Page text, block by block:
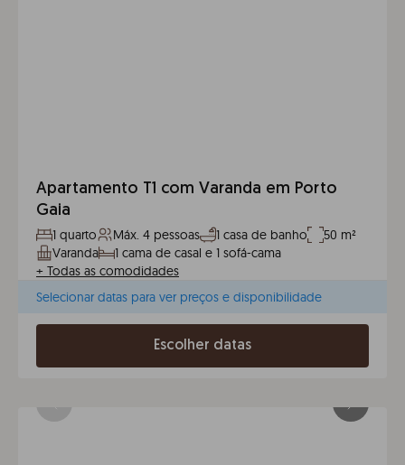
Apartamento T1 com Varanda em Porto
Gaia
1 quarto Máx. 4 pessoas 1 casa de banho
50 m²
Varanda
1 cama de casal e 1 sofá-cama
+ Todas as comodidades
Selecionar datas para ver preços e disponibilidade
Escolher datas